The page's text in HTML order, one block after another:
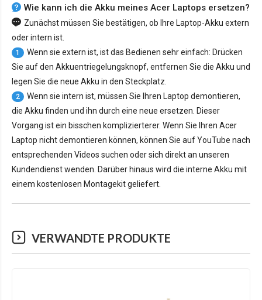
Wie kann ich die Akku meines Acer Laptops ersetzen?
Zunächst müssen Sie bestätigen, ob Ihre Laptop-Akku extern
oder intern ist.
1
Wenn sie extern ist, ist das Bedienen sehr einfach: Drücken
Sie auf den Akkuentriegelungsknopf, entfernen Sie die Akku und
legen Sie die neue Akku in den Steckplatz.
2
Wenn sie intern ist, müssen Sie Ihren Laptop demontieren,
die Akku finden und ihn durch eine neue ersetzen. Dieser
Vorgang ist ein bisschen komplizierterer. Wenn Sie Ihren Acer
Laptop nicht demontieren können, können Sie auf YouTube nach
entsprechenden Videos suchen oder sich direkt an unseren
Kundendienst wenden. Darüber hinaus wird die interne Akku mit
einem kostenlosen Montagekit geliefert.
VERWANDTE PRODUKTE